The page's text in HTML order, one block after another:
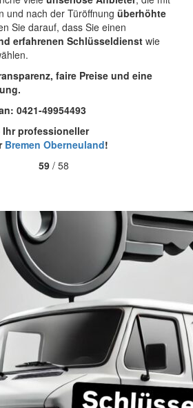
und nach der Türöffnung überhöhte
Sie darauf, dass Sie einen
erfahrenen Schlüsseldienst wie
faire Preise und eine
0421-49954493
professioneller
Bremen Oberneuland!
59 / 58